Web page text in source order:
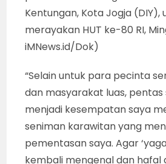
berturut-turut diserahkan
kepada dalang Ki Dr
yang menjadi tokoh sentral
Soeripto (86). Sedangkan
menyerahkan tokoh Prabu
Panut Mulyono (mantan
menyerahkan tokoh Raden
MEMBERI ORASI : Prof Dr